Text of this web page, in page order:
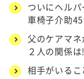
ついにヘル
車椅子介助
父のケアマ
２人の関係は
相手がいる